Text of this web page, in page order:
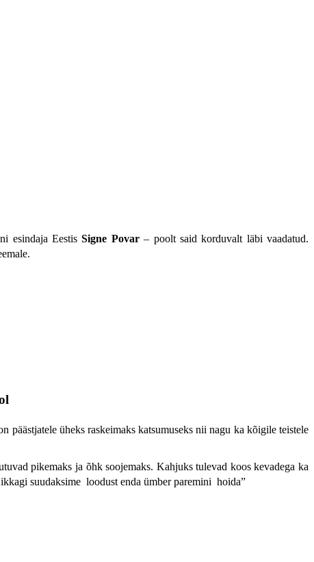
esindaja EestisSigne Povar– poolt said korduvalt läbi vaadatud.
päästjatele üheks raskeimaks katsumuseks nii nagu ka kõigile teistele
pikemaks ja õhk soojemaks. Kahjuks tulevad koos kevadega ka
suudaksime loodust enda ümber paremini hoida”